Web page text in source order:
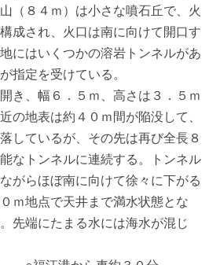
（８４ｍ）は小さな噴石丘で、火
成され、火口は南に向けて開口す
にはいくつかの溶岩トンネルがあ
指定を受けている。
き、幅６．５ｍ、高さは３．５ｍ
の地表は約４０ｍ間が陥没して、
しているが、その先は再び全長８
なトンネルに連続する。トンネル
がらほぼ南に向けて徐々に下がる
ｍ地点で天井まで満水状態とな
先端にたまる水には海水が混じ